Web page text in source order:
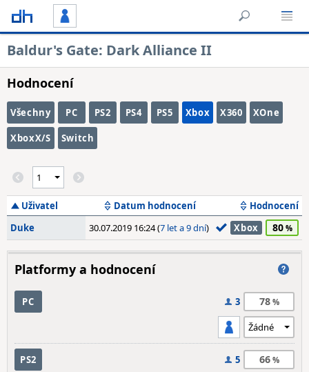
Baldur's Gate: Dark Alliance II
Hodnocení
Všechny PC PS2 PS4 PS5 Xbox X360 XOne
XboxX/S Switch
Uživatel Datum hodnocení
Hodnocení
Duke
30.07.2019 16:24 (7 let a 9 dní) Xbox 80
Platformy a hodnocení
PC 3 78
PS2 5 66